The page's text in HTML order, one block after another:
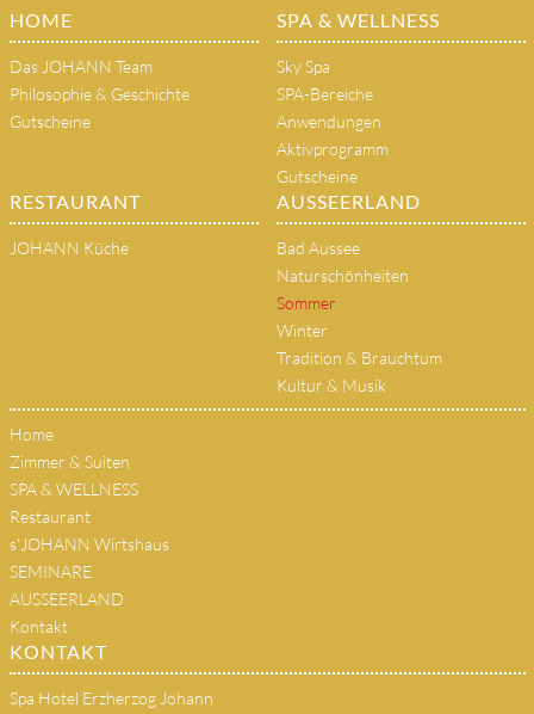
HOME
Das JOHANN Team
Philosophie & Geschichte
Gutscheine
SPA & WELLNESS
Sky Spa
SPA-Bereiche
Anwendungen
Aktivprogramm
Gutscheine
RESTAURANT
JOHANN Küche
AUSSEERLAND
Bad Aussee
Naturschönheiten
Sommer
Winter
Tradition & Brauchtum
Kultur & Musik
Home
Zimmer & Suiten
SPA & WELLNESS
Restaurant
s'JOHANN Wirtshaus
SEMINARE
AUSSEERLAND
Kontakt
KONTAKT
Spa Hotel Erzherzog Johann